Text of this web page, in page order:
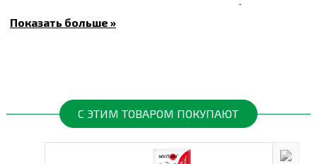
для квашения, также подходит для потребления в
свежем виде.
упаковка 20 шт
и другие товары по доступным
ценам Вы можете в интернет-магазинеСпектр Сад
Показать больше »
С ЭТИМ ТОВАРОМ ПОКУПАЮТ